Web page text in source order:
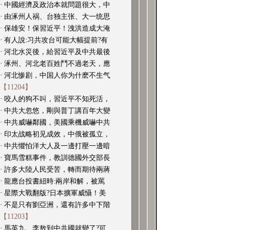
· 中國經濟及政治本就問題很大，中
· 由涿州人祸、台独主张、大一统思
· 保雄安！保習近平！洩洪造成大淹
· 有人說:习共攻台可能大幅提前?有
· 河北水災後，給習近平及中共最後
· 涿州、河北老百姓鬥不過老天，應
· 河北惨剧，中国人你为什麽不生气
【11204】
· 咬人的狗不叫，習近平不知死活，
· 中共大忽悠，剛與普丁講百年大變
· 中共威嚇鄰國，美國乘機威嚇中共
· 印太战略初见成效，中俄被孤立，
· 中共懼怕洋大人及一邊打壓一邊暗
· 寶馬雪糕事件，教訓德國外交部長
· 許多大陸人民受苦，轉而期待兩蔣
· 龍應台投書紐時:兩岸和解，被罵
· 星際大戰翻版?日本擴軍威懾！美
· 不是只有劉亞洲，還有許多中下階
【11203】
· 馬英九、李敖到中共國就變了?可